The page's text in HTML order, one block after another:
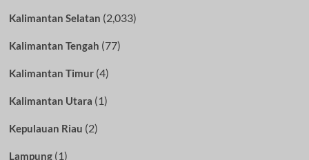
Kalimantan Selatan (2,033)
Kalimantan Tengah (77)
Kalimantan Timur(4)
Kalimantan Utara (1)
Kepulauan Riau (2)
Lampung(1)